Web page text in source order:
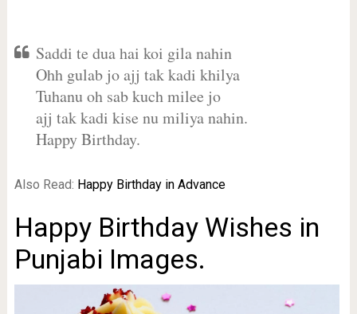
Saddi te dua hai koi gila nahin
Ohh gulab jo ajj tak kadi khilya
Tuhanu oh sab kuch milee jo
ajj tak kadi kise nu miliya nahin.
Happy Birthday.
Also Read: Happy Birthday in Advance
Happy Birthday Wishes in
Punjabi Images.